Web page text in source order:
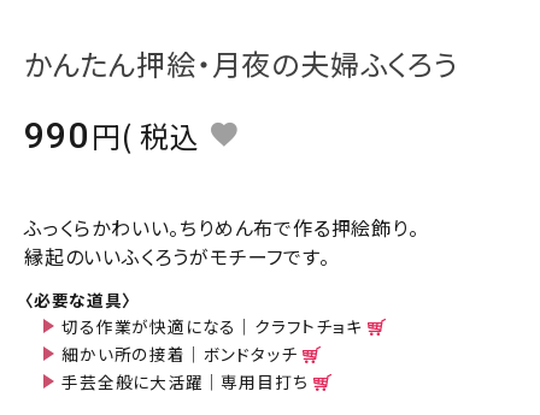
最新のチラシはこちら
meeting_room ログイン person 会員登録
かんたん押絵・月夜の夫婦ふくろう
990
税込
ふっくらかわいい。ちりめん布で作る押絵飾り。
縁起のいいふくろうがモチーフです。
〈必要な道具〉
切る作業が快適になる｜クラフトチョキ
細かい所の接着｜ボンドタッチ
手芸全般に大活躍｜専用目打ち